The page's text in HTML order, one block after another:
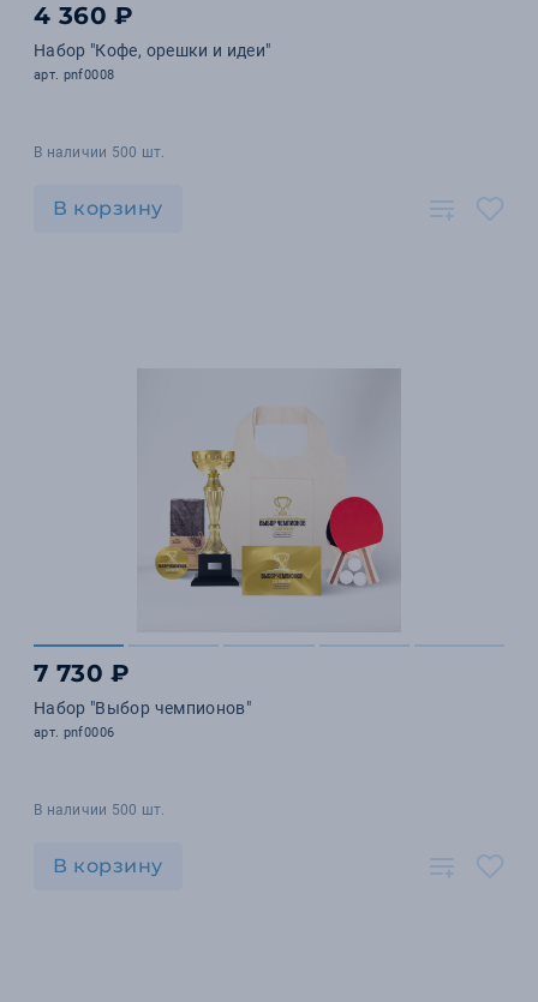
4 360 ₽
Набор "Кофе, орешки и идеи"
арт. pnf0008
В наличии 500 шт.
В корзину
7 730 ₽
Набор "Выбор чемпионов"
арт. pnf0006
В наличии 500 шт.
В корзину